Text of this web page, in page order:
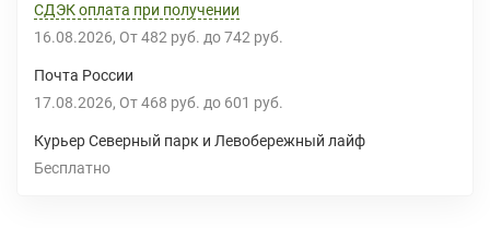
СДЭК оплата при получении
16.08.2026 От 482 руб. до 742 руб.
Почта России
17.08.2026 От 468 руб. до 601 руб.
Курьер Северный парк и Левобережный лайф
Бесплатно